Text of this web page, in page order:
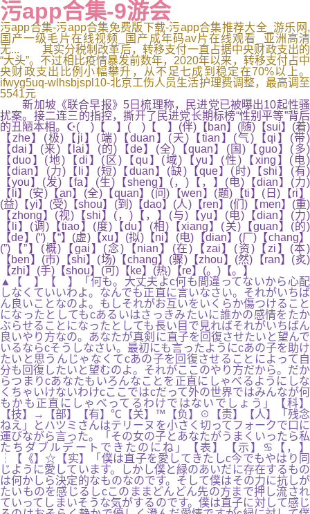
污app合集-9游会
污app合集-污app合集免费版下载-污app合集推荐大全_游乐网,
国产一级毛片在线视频_国产成年码av片在线观看_亚洲高清
无... 其实分税制改革后，转移支付一直占据中央财政支出的
“大头”。不过相比疫情暴发前数年，2020年以来，转移支付占中
央财政支出比例小幅攀升，从不足七成到稳定在70%以上。
ifwyg5uq-wlhsbjspl10-北京工伤人员生活护理费调整，最高调至
5541元
新加坡《联合早报》5日梳理称，民进党已被曝出10起性骚
扰案。接二连三的指控，撕开了民进党长期标榜“性别平等”背后
的丑陋本相。☪( )【 】( )【 】(伴)【ban】(随)【sui】(着)
【zhe】(极)【ji】(端)【duan】(天)【tian】(气)【qi】(带)
【dai】(来)【lai】(的)【de】(全)【quan】(国)【guo】(多)
【duo】(地)【di】(区)【qu】(域)【yu】(性)【xing】(电)
【dian】(力)【li】(短)【duan】(缺)【que】(时)【shi】(有)
【you】(发)【fa】(生)【sheng】(，)【，】(电)【dian】(力)
【li】(安)【an】(全)【quan】(问)【wen】(题)【ti】(日)【ri】
(益)【yi】(受)【shou】(到)【dao】(人)【ren】(们)【men】(重)
【zhong】(视)【shi】(，)【，】(与)【yu】(电)【dian】(力)
【li】(调)【tiao】(度)【du】(相)【xiang】(关)【guan】(的)
【de】(“)【“】(虚)【xu】(拟)【ni】(电)【dian】(厂)【chang】
(”)【”】(概)【gai】(念)【nian】(在)【zai】(资)【zi】(本)
【ben】(市)【shi】(场)【chang】(骤)【zhou】(然)【ran】(炙)
【zhi】(手)【shou】(可)【ke】(热)【re】(。)【。】
▲【 】【 】「何も。大丈夫よc何も間違ってないから心配
しなくていいわよ。なんでも正直に言いなさい。それがいちば
ん良いことなのよ。もしそれがお互いをいくらか傷つけること
になったとしてもcあるいはさっきみたいに誰かの感情をたか
ぶらせることになったとしても長い目で見ればそれがいちばん
良いやり方なの。あなたが真剣に直子を回復させたいと望んで
いるならcそうしなさい。最初にも言ったようにcあの子を助け
たいと思うんじゃなくてcあの子を回復させることによって自
分も回復したいと望むのよ。それがここのやり方だから。だか
らつまりcあなたもいろんなことを正直にしゃべるようにしな
くちゃいけないわけcここではcだって外の世界ではみんなが何
もかも正直にしゃべってるわけではないでしょう」【科】
【技】→【部】【有】℃【关】™【负】☉【责】【人】「残念
ねえ」とハツミさんはテリーヌを小さく切ってフォークで口に
運びながら言った。「その女の子とあなたがうまくいったら私
たちダブルデートできたのにね」【表】【示】♋【，】
┆【《】☆【实】「僕は直子を愛してきたしc今でもやはり同
じように愛しています。しかし僕と緑のあいだに存在するもの
は何かしら決定的なものなのです。そして僕はその力に抗しが
たいものを感じるしcこのままどんどん先の方まで押し流され
ていってしまいそうな気がするのです。僕は直子に対して感じ